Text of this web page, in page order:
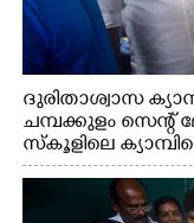
ദുരിതാശ്വാസ
ചമ്പക്കുളം സെന്റ്
സ്കൂളിലെ
സെക്രട്ടറി
എടുത്ത്
വകുപ്പ് മന്ത്രി എം.